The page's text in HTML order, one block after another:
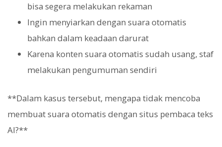
bisa segera melakukan rekaman
Ingin menyiarkan dengan suara otomatis
bahkan dalam keadaan darurat
Karena konten suara otomatis sudah usang, staf
melakukan pengumuman sendiri
**Dalam kasus tersebut, mengapa tidak mencoba
membuat suara otomatis dengan situs pembaca teks
AI?**